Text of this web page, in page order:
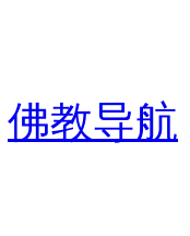
佛教导航